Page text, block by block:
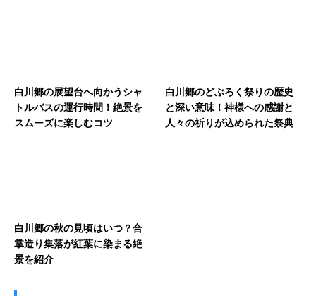
白川郷の展望台へ向かうシャ
トルバスの運行時間！絶景を
スムーズに楽しむコツ
白川郷のどぶろく祭りの歴史
と深い意味！神様への感謝と
人々の祈りが込められた祭典
白川郷の秋の見頃はいつ？合
掌造り集落が紅葉に染まる絶
景を紹介